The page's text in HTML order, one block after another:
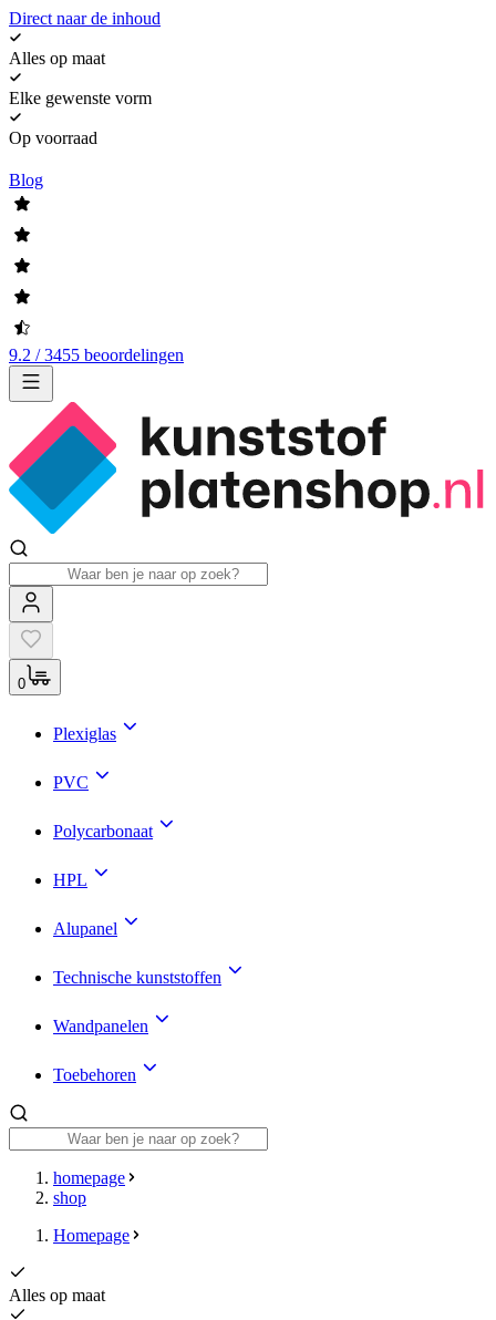
Direct naar de inhoud
Alles op maat
Elke gewenste vorm
Op voorraad
Blog
9.2 / 3455 beoordelingen
0
Plexiglas
PVC
Polycarbonaat
HPL
Alupanel
Technische kunststoffen
Wandpanelen
Toebehoren
homepage
shop
Homepage
Alles op maat